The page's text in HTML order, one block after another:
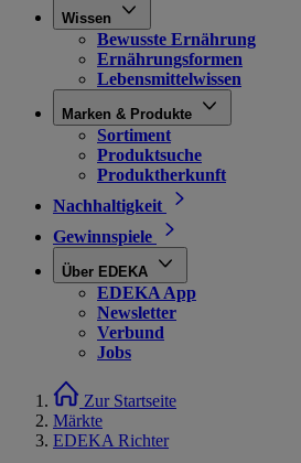
Wissen
Bewusste Ernährung
Ernährungsformen
Lebensmittelwissen
Marken & Produkte
Sortiment
Produktsuche
Produktherkunft
Nachhaltigkeit
Gewinnspiele
Über EDEKA
EDEKA App
Newsletter
Verbund
Jobs
Zur Startseite
Märkte
EDEKA Richter